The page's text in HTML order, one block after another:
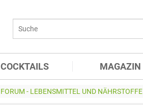
COCKTAILS MAGAZIN
FORUM - LEBENSMITTEL UND NÄHRSTOFFE